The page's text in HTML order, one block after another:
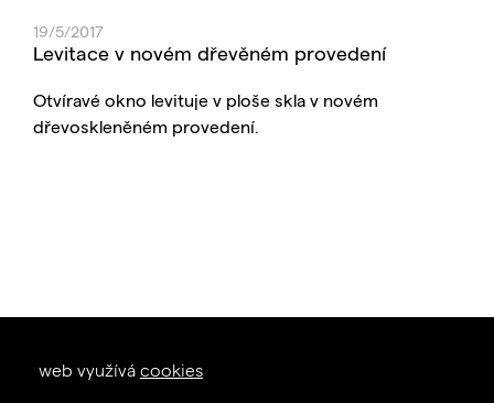
19/5/2017
Levitace v novém dřevěném provedení
Otvíravé okno levituje v ploše skla v novém
dřevoskleněném provedení.
web využívá cookies